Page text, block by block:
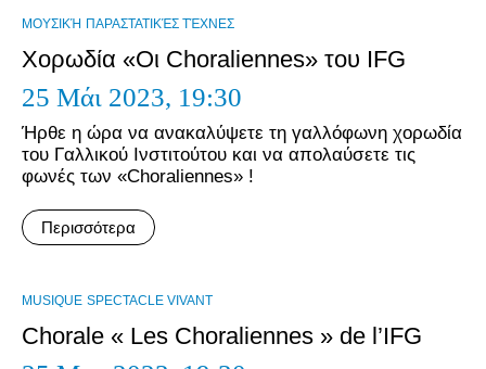
ΜΟΥΣΙΚΉ ΠΑΡΑΣΤΑΤΙΚΈΣ ΤΈΧΝΕΣ
Χορωδία «Οι Choraliennes» του IFG
25 Μάι 2023, 19:30
Ήρθε η ώρα να ανακαλύψετε τη γαλλόφωνη χορωδία
του Γαλλικού Ινστιτούτου και να απολαύσετε τις
φωνές των «Choraliennes» !
Περισσότερα
MUSIQUE SPECTACLE VIVANT
Chorale « Les Choraliennes » de l’IFG